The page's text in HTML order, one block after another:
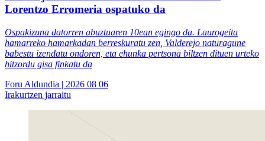
Lorentzo Erromeria ospatuko da
Ospakizuna datorren abuztuaren 10ean egingo da. Laurogeita
hamarreko hamarkadan berreskuratu zen, Valderejo naturagune
babestu izendatu ondoren, eta ehunka pertsona biltzen dituen urteko
hitzordu gisa finkatu da
Foru Aldundia | 2026 08 06
Irakurtzen jarraitu